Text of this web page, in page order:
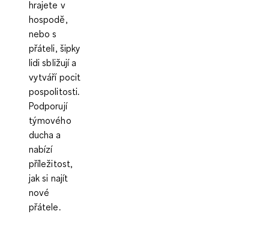
hrajete v
hospodě,
nebo s
přáteli, šipky
lidi sbližují a
vytváří pocit
pospolitosti.
Podporují
týmového
ducha a
nabízí
příležitost,
jak si najít
nové
přátele.